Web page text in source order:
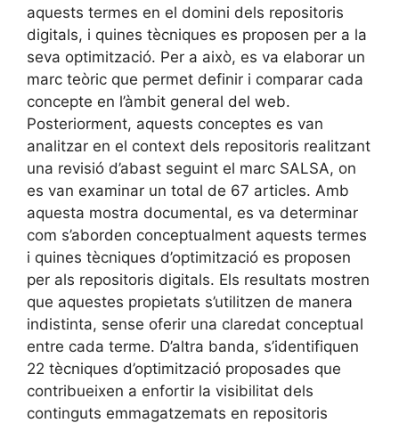
aquests termes en el domini dels repositoris
digitals, i quines tècniques es proposen per a la
seva optimització. Per a això, es va elaborar un
marc teòric que permet definir i comparar cada
concepte en l’àmbit general del web.
Posteriorment, aquests conceptes es van
analitzar en el context dels repositoris realitzant
una revisió d’abast seguint el marc SALSA, on
es van examinar un total de 67 articles. Amb
aquesta mostra documental, es va determinar
com s’aborden conceptualment aquests termes
i quines tècniques d’optimització es proposen
per als repositoris digitals. Els resultats mostren
que aquestes propietats s’utilitzen de manera
indistinta, sense oferir una claredat conceptual
entre cada terme. D’altra banda, s’identifiquen
22 tècniques d’optimització proposades que
contribueixen a enfortir la visibilitat dels
continguts emmagatzemats en repositoris